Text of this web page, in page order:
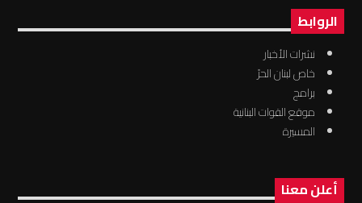
الروابط
نشرات الأخبار
خاص لبنان الحرّ
برامج
موقع القوات البنانية
المسيرة
أعلن معنا